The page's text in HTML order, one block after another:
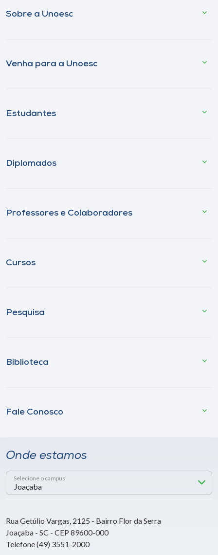
Sobre a Unoesc
Venha para a Unoesc
Estudantes
Diplomados
Professores e Colaboradores
Cursos
Pesquisa
Biblioteca
Fale Conosco
Onde estamos
Selecione o campus
Rua Getúlio Vargas, 2125 - Bairro Flor da Serra
Joaçaba - SC - CEP 89600-000
Telefone (49) 3551-2000